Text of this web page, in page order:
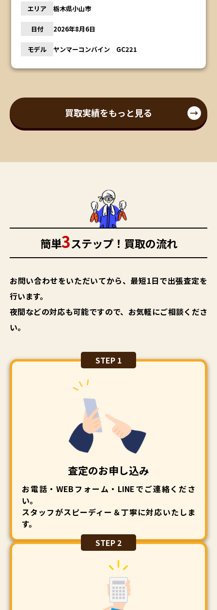
エリア 栃木県小山市
日付 2026年8月6日
モデル ヤンマーコンバイン GC221
買取実績をもっと見る
簡単3ステップ！買取の流れ
お問い合わせをいただいてから、最短1日で出張査定を
行います。
夜間などの対応も可能ですので、お気軽にご相談くださ
い。
STEP 1
査定のお申し込み
お電話・WEBフォーム・LINEでご連絡くださ
い。
スタッフがスピーディー＆丁寧に対応いたしま
す。
STEP 2